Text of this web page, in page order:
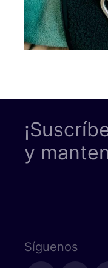
y
Síguenos